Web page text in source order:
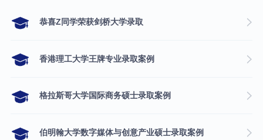
​恭喜Z同学荣获剑桥大学录取
香港理工大学王牌专业录取案例
格拉斯哥大学国际商务硕士录取案例
伯明翰大学数字媒体与创意产业硕士录取案例